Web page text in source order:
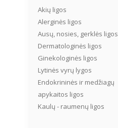
Akių ligos
Alerginės ligos
Ausų, nosies, gerklės ligos
Dermatologinės ligos
Ginekologinės ligos
Lytinės vyrų lygos
Endokrininės ir medžiagų
apykaitos ligos
Kaulų - raumenų ligos